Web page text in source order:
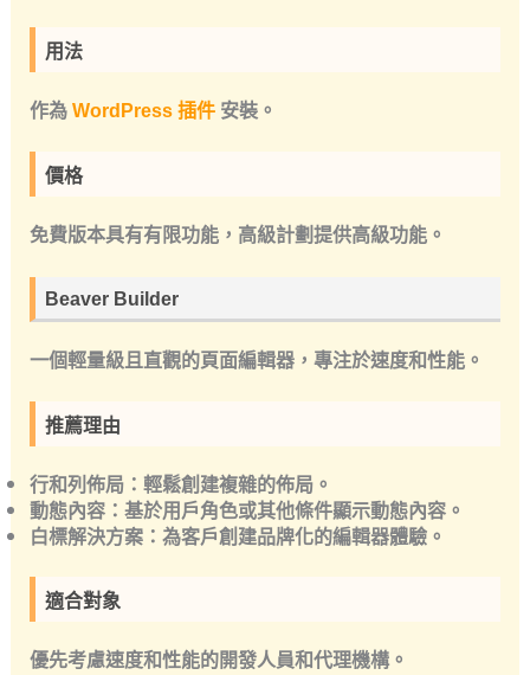
用法
作為WordPress 插件安裝。
價格
免費版本具有有限功能，高級計劃提供高級功能。
Beaver Builder
一個輕量級且直觀的頁面編輯器，專注於速度和性能。
推薦理由
行和列佈局：輕鬆創建複雜的佈局。
動態內容：基於用戶角色或其他條件顯示動態內容。
白標解決方案：為客戶創建品牌化的編輯器體驗。
適合對象
優先考慮速度和性能的開發人員和代理機構。